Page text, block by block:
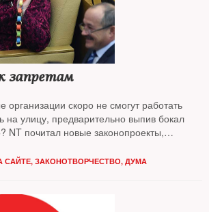
запретам
организации скоро не смогут работать
на улицу, предварительно выпив бокал
NT почитал новые законопроекты,
САЙТЕ, ЗАКОНОТВОРЧЕСТВО, ДУМА